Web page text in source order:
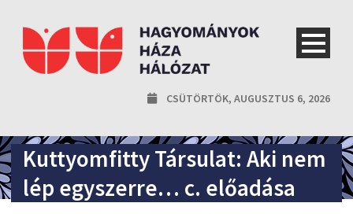
CSÜTÖRTÖK, AUGUSZTUS 6, 2026
Kuttyomfitty Társulat: Aki nem
lép egyszerre… c. előadása